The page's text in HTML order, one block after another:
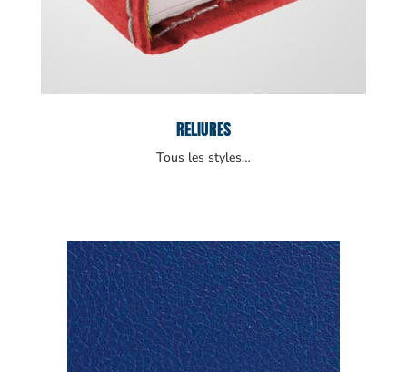
RELIURES
Tous les styles…